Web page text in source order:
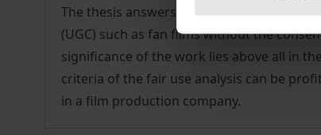
The thesis answers under which
(UGC) such as fan films without the
significance of the work lies above all in
criteria of the fair use analysis can be
in a film production company.